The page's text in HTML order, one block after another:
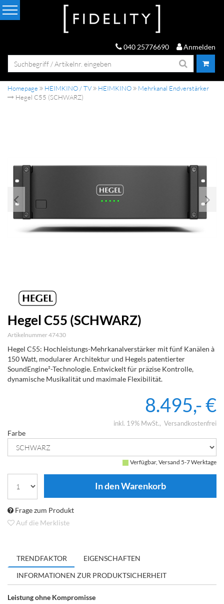
040 25776690 Anmelden
Homepage HEIMKINO / TV HEIMKINO
Mehrkanal Endverstärker
Hegel C55 (SCHWARZ)
Hegel C55 (SCHWARZ)
Artikelnummer 47430
Hegel C55: Hochleistungs-Mehrkanalverstärker mit fünf Kanälen à
150 Watt, modularer Architektur und Hegels patentierter
SoundEngine²-Technologie. Entwickelt für präzise Kontrolle,
dynamische Musikalität und maximale Flexibilität.
8.495,- €
inkl. 19% MwSt. Versandkostenfrei
Farbe
Verfügbar, Versand 5-7 Werktage
Frage zum Produkt
Auf die Merkliste
TRENDFAKTOR
EIGENSCHAFTEN
INFORMATIONEN ZUR PRODUKTSICHERHEIT
Leistung ohne Kompromisse